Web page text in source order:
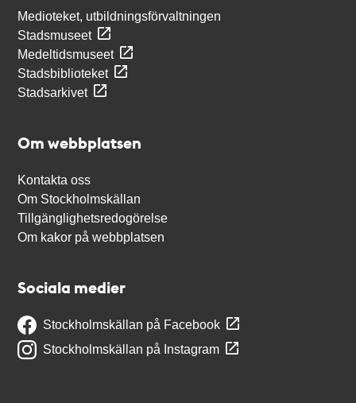
Medioteket, utbildningsförvaltningen
Stadsmuseet
Medeltidsmuseet
Stadsbiblioteket
Stadsarkivet
Om webbplatsen
Kontakta oss
Om Stockholmskällan
Tillgänglighetsredogörelse
Om kakor på webbplatsen
Sociala medier
Stockholmskällan på Facebook
Stockholmskällan på Instagram